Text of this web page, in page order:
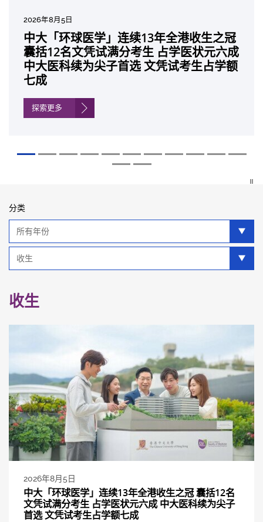
2026年8月5日
中大「环球医学」连续13年全港收生之冠
囊括12名文凭试满分考生 占学医状元六成
中大医科续为尖子首选 文凭试考生占学额
七成
探索更多
2026年7月27日
中大成立崭新 ITECH医疗科技评估平台 推
动健康经济分析及价值医疗
2026年7月10日
中大研发「AI-OCT」系统助测糖尿黄斑水
肿 假阳性转介个案锐减六成 缩短患者轮
候诊症时间
2026年7月10日
中大黄秀娟教授获颁中国工程界最高荣誉
「光华工程科技奖」 成为今届医药衞生领
域唯一香港学者
2026年7月7日
中大新设「香港中文大学凤凰奖学金」嘉
许公开试状元 鼓励学医状元走出课堂放眼
世界 装备21世纪妙手仁医
2026年6月29日
中大全新一站式PGT-Plus方案 精准辨识
传统检测中复杂基因异常「盲点」 降低人
工受孕流产及异常妊娠风险
2026年6月22日
中大发现青光眼治疗新靶点 小鼠实验证实
可恢复七成视力 有助开创崭新神经保护疗
法
2026年6月17日
中大成功拆解肝癌免疫治疗耐药性机制 揭
一种免疫细胞具「除废喂食」新功能助癌
细胞耐药性
2026年6月10日
中大与多名全球专家共同牵头跨国肺癌研
究 逾半晚期ALK阳性肺癌病人七年无恶化
因特定基因异常而引起的肺癌有望变成
「慢性病」 患者可与病共存
探索更多
2026年6月5日
中大教授陈重娥获颁「清野裕杰出领袖
奖」 成为本港首名学者荣膺亚洲糖尿病教
研最高荣誉
2026年6月2日
中大汇聚逾200位区域专家 探讨私人医疗
保险如何推动全民健康覆盖
探索更多
2026年5月19日
中大张源津医生成首位亚洲研究员 荣获国
际泌尿科权威奖项John K. Lattimer 讲座
奖
2026年5月14日
中大取得「从实验室到临床应用」研究突
破 初步证实GLP-1药物可改善严重中风康
复情况
分类
类
收生
2026年8月5日
中大「环球医学」连续13年全港收生之冠 囊括12名
文凭试满分考生 占学医状元六成 中大医科续为尖子
首选 文凭试考生占学额七成